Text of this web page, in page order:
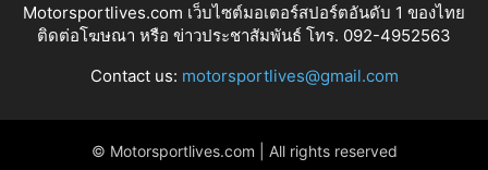
Motorsportlives.com เว็บไซต์มอเตอร์สปอร์ตอันดับ 1 ของไทย
ติดต่อโฆษณา หรือ ข่าวประชาสัมพันธ์ โทร. 092-4952563
Contact us: motorsportlives@gmail.com
© Motorsportlives.com | All rights reserved